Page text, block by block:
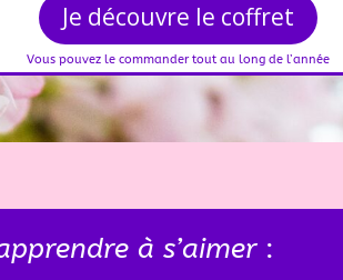
Je découvre le coffret
Vous pouvez le commander tout au long de l’année
à s’aimer: